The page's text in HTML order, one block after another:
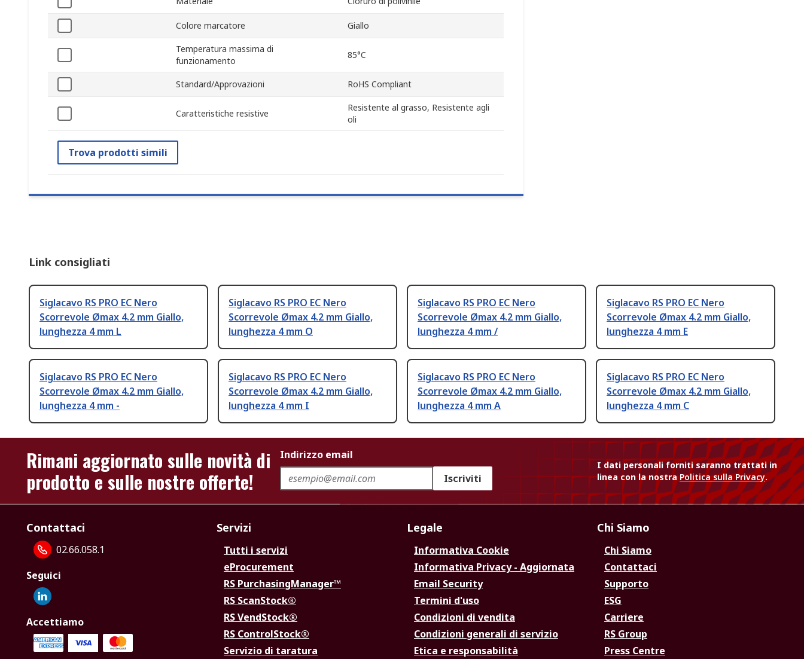
Colore marcatore Giallo
Temperatura massima di
funzionamento
85°C
Standard/Approvazioni RoHS Compliant
Caratteristiche resistive
Resistente al grasso, Resistente agli
oli
Trova prodotti simili
Link consigliati
Siglacavo RS PRO EC Nero
Scorrevole Ømax 4.2 mm Giallo,
lunghezza 4 mm L
Siglacavo RS PRO EC Nero
Scorrevole Ømax 4.2 mm Giallo,
lunghezza 4 mm O
Siglacavo RS PRO EC Nero
Scorrevole Ømax 4.2 mm Giallo,
lunghezza 4 mm /
Siglacavo RS PRO EC Nero
Scorrevole Ømax 4.2 mm Giallo,
lunghezza 4 mm E
Siglacavo RS PRO EC Nero
Scorrevole Ømax 4.2 mm Giallo,
lunghezza 4 mm -
Siglacavo RS PRO EC Nero
Scorrevole Ømax 4.2 mm Giallo,
lunghezza 4 mm I
Siglacavo RS PRO EC Nero
Scorrevole Ømax 4.2 mm Giallo,
lunghezza 4 mm A
Siglacavo RS PRO EC Nero
Scorrevole Ømax 4.2 mm Giallo,
lunghezza 4 mm C
Rimani aggiornato sulle novità di
prodotto e sulle nostre offerte!
Indirizzo email
Iscriviti
I dati personali forniti saranno trattati in
linea con la nostraPolitica sulla Privacy.
Contattaci
02.66.058.1
Seguici
Accettiamo
Servizi
Tutti i servizi
eProcurement
RS PurchasingManager™
RS ScanStock®
RS VendStock®
RS ControlStock®
Servizio di taratura
Legale
Informativa Cookie
Informativa Privacy - Aggiornata
Email Security
Termini d'uso
Condizioni di vendita
Condizioni generali di servizio
Etica e responsabilità
Chi Siamo
Chi Siamo
Contattaci
Supporto
ESG
Carriere
RS Group
Press Centre